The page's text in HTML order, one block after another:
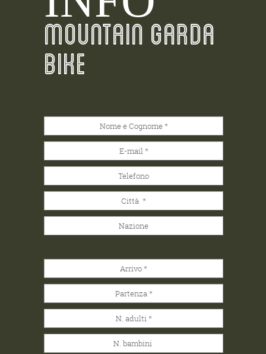
MOUNTAIN GARDA
BIKE